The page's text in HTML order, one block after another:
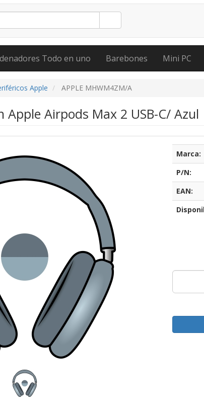
Todo en uno Barebones Mini PC
Apple APPLE MHWM4ZM/A
Airpods Max 2 USB-C/ Azul
Marca:
P/N:
EAN: